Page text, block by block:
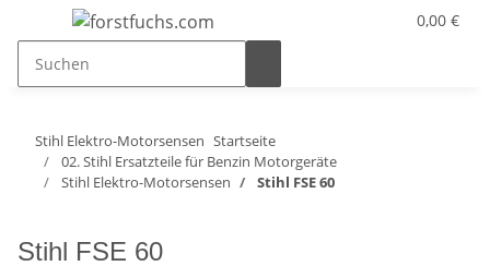
0,00 €
Stihl Elektro-Motorsensen Startseite
02. Stihl Ersatzteile für Benzin Motorgeräte
Stihl Elektro-Motorsensen
Stihl FSE 60
Stihl FSE 60